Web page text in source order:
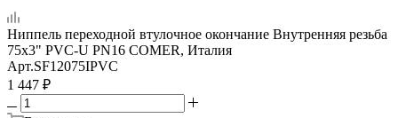
Ниппель переходной втулочное окончание Внутренняя резьба
75х3" PVC-U PN16 COMER, Италия
Арт.SF12075IPVC
1 447 ₽